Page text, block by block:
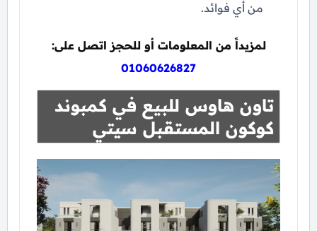
من أي فوائد.
لمزيداً من المعلومات أو للحجز اتصل على:
01060626827
تاون هاوس للبيع في كمبوند
كوكون المستقبل سيتي